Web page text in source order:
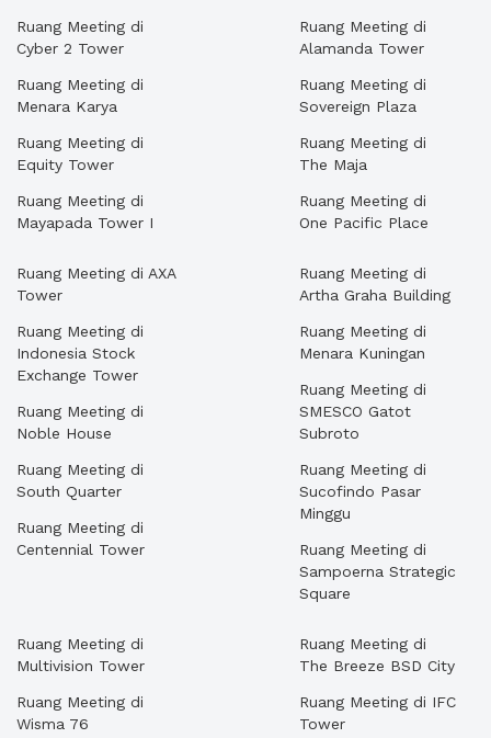
Ruang Meeting di
Cyber 2 Tower
Ruang Meeting di
Menara Karya
Ruang Meeting di
Equity Tower
Ruang Meeting di
Mayapada Tower I
Ruang Meeting di
Alamanda Tower
Ruang Meeting di
Sovereign Plaza
Ruang Meeting di
The Maja
Ruang Meeting di
One Pacific Place
Ruang Meeting di AXA
Tower
Ruang Meeting di
Indonesia Stock
Exchange Tower
Ruang Meeting di
Noble House
Ruang Meeting di
South Quarter
Ruang Meeting di
Centennial Tower
Ruang Meeting di
Artha Graha Building
Ruang Meeting di
Menara Kuningan
Ruang Meeting di
SMESCO Gatot
Subroto
Ruang Meeting di
Sucofindo Pasar
Minggu
Ruang Meeting di
Sampoerna Strategic
Square
Ruang Meeting di
Multivision Tower
Ruang Meeting di
Wisma 76
Ruang Meeting di
The Breeze BSD City
Ruang Meeting di IFC
Tower